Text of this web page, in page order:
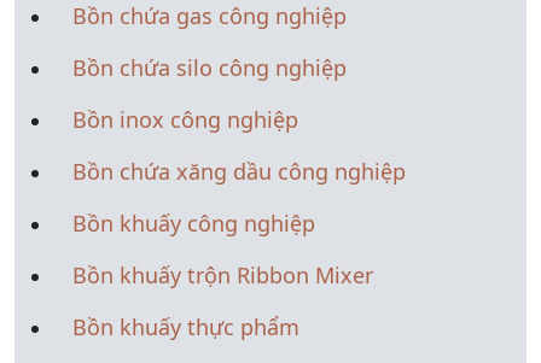
Bồn chứa gas công nghiệp
Bồn chứa silo công nghiệp
Bồn inox công nghiệp
Bồn chứa xăng dầu công nghiệp
Bồn khuấy công nghiệp
Bồn khuấy trộn Ribbon Mixer
Bồn khuấy thực phẩm